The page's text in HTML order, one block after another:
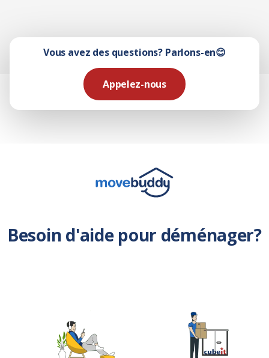
Vous avez des questions? Parlons-en😊
Appelez-nous
Besoin d'aide pour déménager?